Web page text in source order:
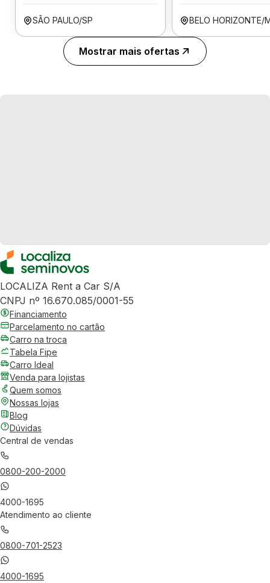
SÃO PAULO/SP BELO HORIZONTE/
Mostrar mais ofertas
LOCALIZA Rent a Car S/A
CNPJ nº 16.670.085/0001-55
Financiamento
Parcelamento no cartão
Carro na troca
Tabela Fipe
Carro Ideal
Venda para lojistas
Quem somos
Nossas lojas
Blog
Dúvidas
Central de vendas
0800-200-2000
4000-1695
Atendimento ao cliente
0800-701-2523
4000-1695